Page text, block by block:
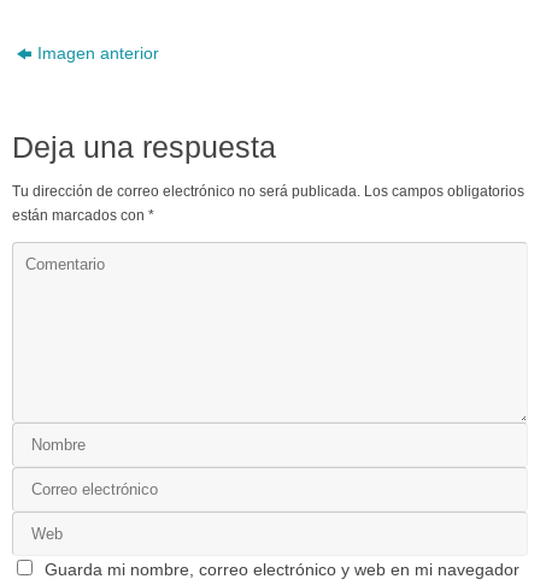
Imagen anterior
Deja una respuesta
Tu dirección de correo electrónico no será publicada. Los campos obligatorios
están marcados con *
Guarda mi nombre, correo electrónico y web en mi navegador